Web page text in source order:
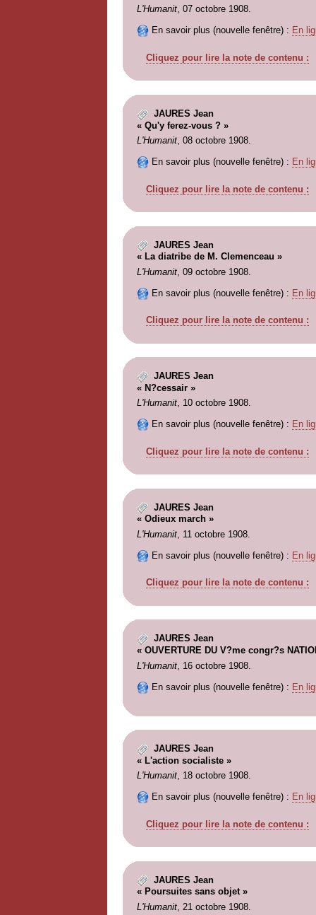
L'Humanit, 07 octobre 1908.
En savoir plus (nouvelle fenêtre) : En
Cliquez pour lire la note de contenu :
JAURES Jean
« Qu'y ferez-vous ? »
L'Humanit, 08 octobre 1908.
En savoir plus (nouvelle fenêtre) : En
Cliquez pour lire la note de contenu :
JAURES Jean
« La diatribe de M. Clemenceau »
L'Humanit, 09 octobre 1908.
En savoir plus (nouvelle fenêtre) : En
Cliquez pour lire la note de contenu :
JAURES Jean
« N?cessair »
L'Humanit, 10 octobre 1908.
En savoir plus (nouvelle fenêtre) : En
Cliquez pour lire la note de contenu :
JAURES Jean
« Odieux march »
L'Humanit, 11 octobre 1908.
En savoir plus (nouvelle fenêtre) : En
Cliquez pour lire la note de contenu :
JAURES Jean
« OUVERTURE DU V?me congr?s
L'Humanit, 16 octobre 1908.
En savoir plus (nouvelle fenêtre) : En
JAURES Jean
« L'action socialiste »
L'Humanit, 18 octobre 1908.
En savoir plus (nouvelle fenêtre) : En
Cliquez pour lire la note de contenu :
JAURES Jean
« Poursuites sans objet »
L'Humanit, 21 octobre 1908.